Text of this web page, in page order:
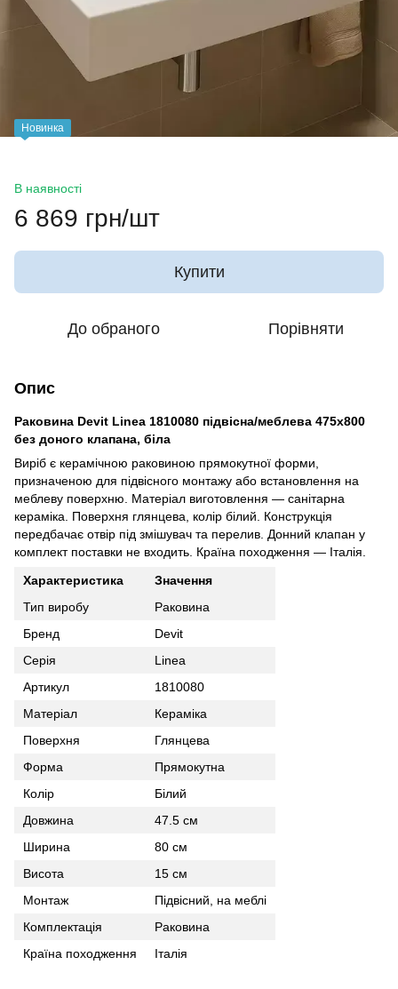
Новинка
В наявності
6 869 грн/шт
Купити
До обраного Порівняти
Опис
Раковина Devit Linea 1810080 підвісна/меблева 475х800
без доного клапана, біла
Виріб є керамічною раковиною прямокутної форми,
призначеною для підвісного монтажу або встановлення на
меблеву поверхню. Матеріал виготовлення — санітарна
кераміка. Поверхня глянцева, колір білий. Конструкція
передбачає отвір під змішувач та перелив. Донний клапан у
комплект поставки не входить. Країна походження — Італія.
Характеристика
Значення
Тип виробу
Раковина
Бренд
Devit
Серія
Linea
Артикул
1810080
Матеріал
Кераміка
Поверхня
Глянцева
Форма
Прямокутна
Колір
Білий
Довжина
47.5 см
Ширина
80 см
Висота
15 см
Монтаж
Підвісний, на меблі
Комплектація
Раковина
Країна походження
Італія